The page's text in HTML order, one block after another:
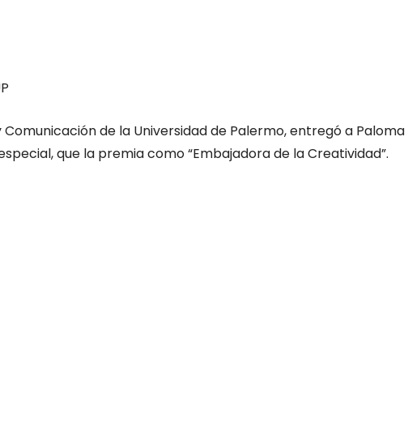
Comunicación de la Universidad de Palermo, entregó a Paloma
que la premia como “Embajadora de la Creatividad”.